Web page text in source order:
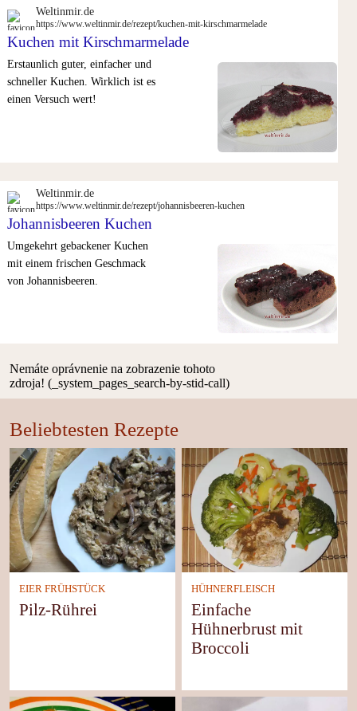
Weltinmir.de
https://www.weltinmir.de/rezept/kuchen-mit-kirschmarmelade
Kuchen mit Kirschmarmelade
Erstaunlich guter, einfacher und
schneller Kuchen. Wirklich ist es
einen Versuch wert!
Weltinmir.de
https://www.weltinmir.de/rezept/johannisbeeren-kuchen
Johannisbeeren Kuchen
Umgekehrt gebackener Kuchen
mit einem frischen Geschmack
von Johannisbeeren.
Nemáte oprávnenie na zobrazenie tohoto
zdroja! (_system_pages_search-by-stid-call)
Beliebtesten Rezepte
EIER FRÜHSTÜCK
Pilz-Rührei
HÜHNERFLEISCH
Einfache
Hühnerbrust mit
Broccoli